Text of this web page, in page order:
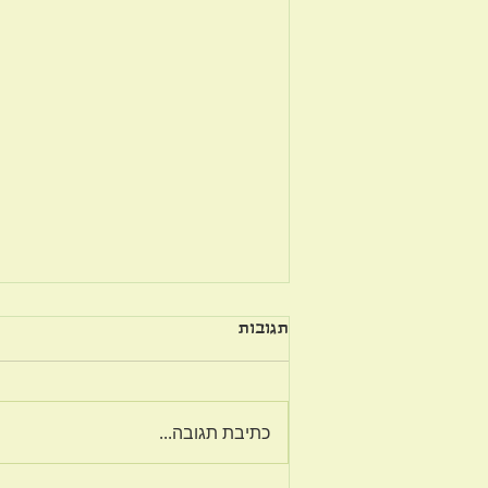
על פשרה בזוגיות
תגובות
כתיבת תגובה...